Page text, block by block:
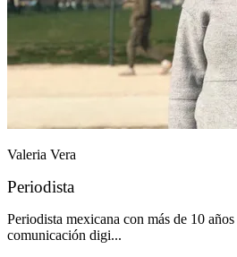
Valeria Vera
Periodista
Periodista mexicana con más de 10
comunicación digi...